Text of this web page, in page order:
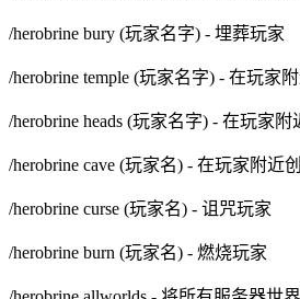
/herobrine bury (玩家名字) - 埋葬玩家
/herobrine temple (玩家名字) - 在玩家
/herobrine heads (玩家名字) - 在玩家
/herobrine cave (玩家名) - 在玩家附近
/herobrine curse (玩家名) - 诅咒玩家
/herobrine burn (玩家名) - 燃烧玩家